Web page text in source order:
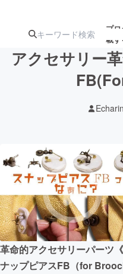
プ
載
ジェクト
アート・写真
テクノロジー・
映像・映画
ビジネス・起業
アクセサリー
革命的アクセサリーパーツ
ナップピアスFB（for